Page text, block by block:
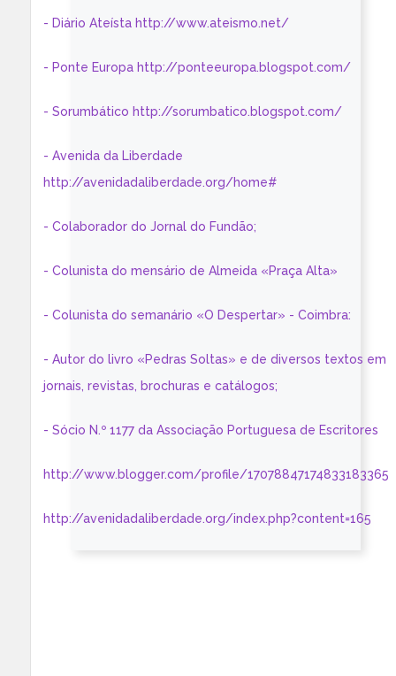
- Diário Ateísta http://www.ateismo.net/
- Ponte Europa http://ponteeuropa.blogspot.com/
- Sorumbático http://sorumbatico.blogspot.com/
- Avenida da Liberdade
http://avenidadaliberdade.org/home#
- Colaborador do Jornal do Fundão;
- Colunista do mensário de Almeida «Praça Alta»
- Colunista do semanário «O Despertar» - Coimbra:
- Autor do livro «Pedras Soltas» e de diversos textos em
jornais, revistas, brochuras e catálogos;
- Sócio N.º 1177 da Associação Portuguesa de Escritores
http://www.blogger.com/profile/17078847174833183365
http://avenidadaliberdade.org/index.php?content=165